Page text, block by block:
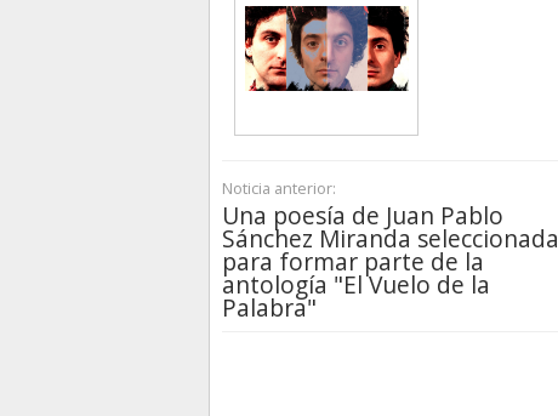
Noticia anterior:
Una poesía de Juan Pablo
Sánchez Miranda seleccionada
para formar parte de la
antología "El Vuelo de la
Palabra"